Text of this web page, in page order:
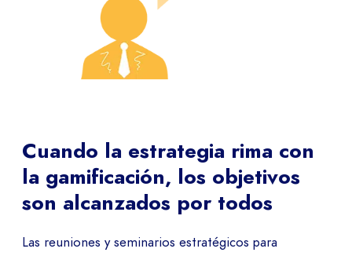
Cuando la estrategia rima con
la gamificación, los objetivos
son alcanzados por todos
Las reuniones y seminarios estratégicos para